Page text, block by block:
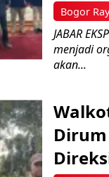
Bogor
JABAR
menjadi
akan...